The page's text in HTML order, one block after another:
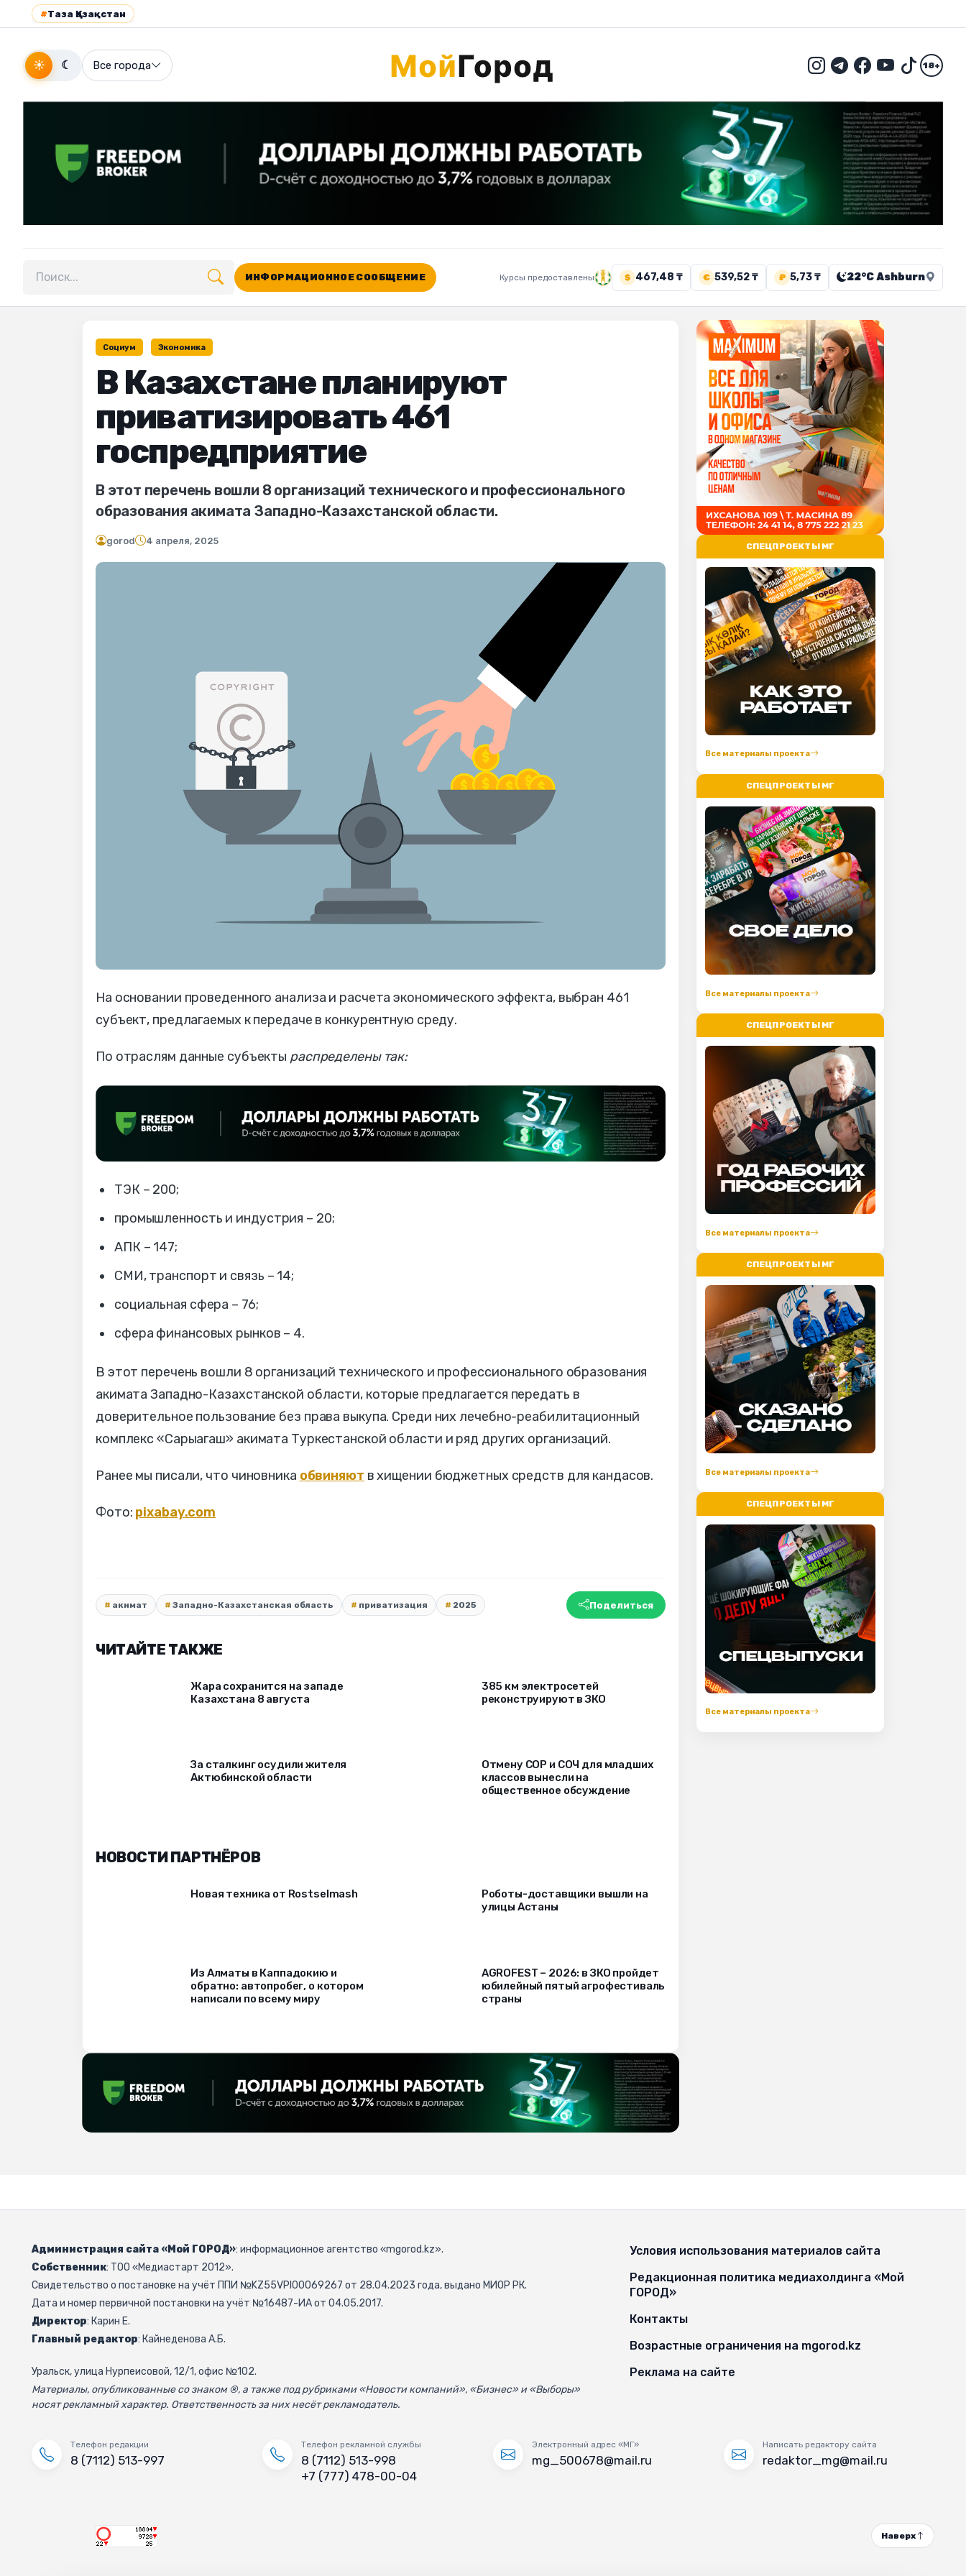
#Таза Қазақстан
☀ ☾ Все города 18+
Поиск по сайту
ИНФОРМАЦИОННОЕ СООБЩЕНИЕ Курсы предоставлены $ 467,48 ₸ € 539,52 ₸ ₽ 5,73 ₸ 22°C Ashburn
Социум Экономика
В Казахстане планируют
приватизировать 461
госпредприятие
В этот перечень вошли 8 организаций технического и профессионального
образования акимата Западно-Казахстанской области.
gorod 4 апреля, 2025
На основании проведенного анализа и расчета экономического эффекта, выбран 461
субъект, предлагаемых к передаче в конкурентную среду.
По отраслям данные субъекты распределены так:
ТЭК – 200;
промышленность и индустрия – 20;
АПК – 147;
СМИ, транспорт и связь – 14;
социальная сфера – 76;
сфера финансовых рынков – 4.
В этот перечень вошли 8 организаций технического и профессионального образования
акимата Западно-Казахстанской области, которые предлагается передать в
доверительное пользование без права выкупа. Среди них лечебно-реабилитационный
комплекс «Сарыагаш» акимата Туркестанской области и ряд других организаций.
Ранее мы писали, что чиновника обвиняют в хищении бюджетных средств для кандасов.
Фото: pixabay.com
акимат Западно-Казахстанская область приватизация 2025 Поделиться
ЧИТАЙТЕ ТАКЖЕ
Жара сохранится на западе
Казахстана 8 августа
385 км электросетей
реконструируют в ЗКО
За сталкинг осудили жителя
Актюбинской области
Отмену СОР и СОЧ для младших
классов вынесли на
общественное обсуждение
НОВОСТИ ПАРТНЁРОВ
Новая техника от Rostselmash
Роботы-доставщики вышли на
улицы Астаны
Из Алматы в Каппадокию и
обратно: автопробег, о котором
написали по всему миру
AGROFEST – 2026: в ЗКО пройдет
юбилейный пятый агрофестиваль
страны
СПЕЦПРОЕКТЫ МГ
Все материалы проекта
СПЕЦПРОЕКТЫ МГ
Все материалы проекта
СПЕЦПРОЕКТЫ МГ
Все материалы проекта
СПЕЦПРОЕКТЫ МГ
Все материалы проекта
СПЕЦПРОЕКТЫ МГ
Все материалы проекта
Администрация сайта «Мой ГОРОД»: информационное агентство «mgorod.kz».
Собственник: ТОО «Медиастарт 2012».
Свидетельство о постановке на учёт ППИ №KZ55VPI00069267 от 28.04.2023 года, выдано МИОР РК.
Дата и номер первичной постановки на учёт №16487-ИА от 04.05.2017.
Директор: Карин Е.
Главный редактор: Кайнеденова А.Б.
Уральск, улица Нурпеисовой, 12/1, офис №102.
Материалы, опубликованные со знаком ®, а также под рубриками «Новости компаний», «Бизнес» и «Выборы»
носят рекламный характер. Ответственность за них несёт рекламодатель.
Условия использования материалов сайта
Редакционная политика медиахолдинга «Мой
ГОРОД»
Контакты
Возрастные ограничения на mgorod.kz
Реклама на сайте
Телефон редакции
8 (7112) 513-997
Телефон рекламной службы
8 (7112) 513-998
+7 (777) 478-00-04
Электронный адрес «МГ»
mg_500678@mail.ru
Написать редактору сайта
redaktor_mg@mail.ru
Наверх